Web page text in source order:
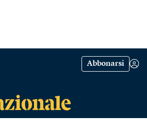
Abbonarsi